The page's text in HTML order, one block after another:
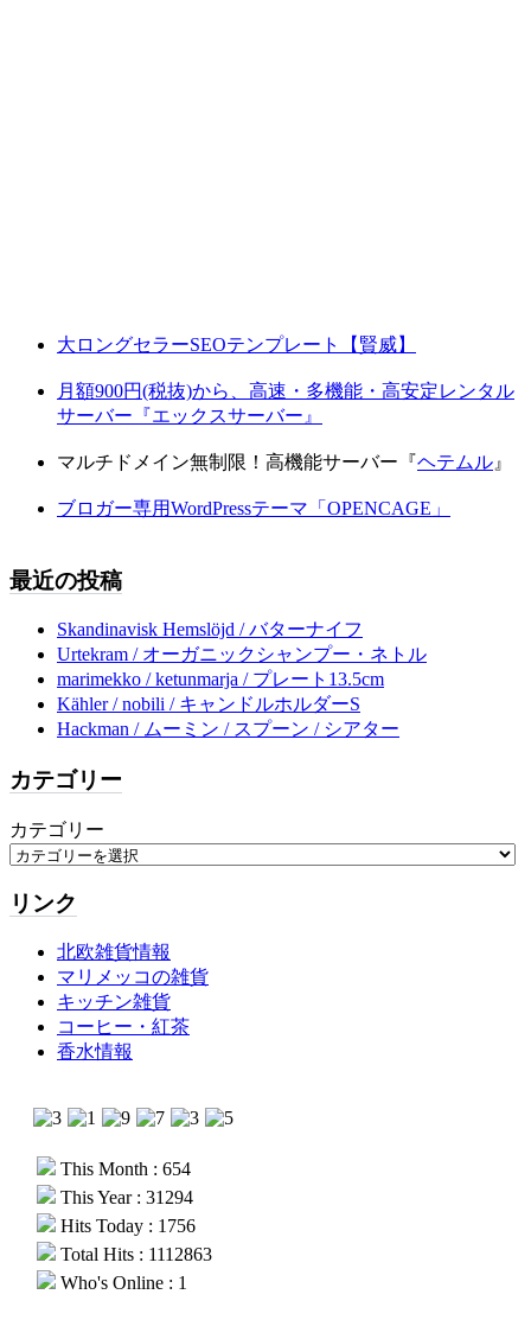
大ロングセラーSEOテンプレート【賢威】
月額900円(税抜)から、高速・多機能・高安定レンタル
サーバー『エックスサーバー』
マルチドメイン無制限！高機能サーバー『ヘテムル 』
ブロガー専用WordPressテーマ「OPENCAGE」
最近の投稿
Skandinavisk Hemslöjd / バターナイフ
Urtekram / オーガニックシャンプー・ネトル
marimekko / ketunmarja / プレート13.5cm
Kähler / nobili / キャンドルホルダーS
Hackman / ムーミン / スプーン / シアター
カテゴリー
カテゴリー
リンク
北欧雑貨情報
マリメッコの雑貨
キッチン雑貨
コーヒー・紅茶
香水情報
This Month : 654
This Year : 31294
Hits Today : 1756
Total Hits : 1112863
Who's Online : 1